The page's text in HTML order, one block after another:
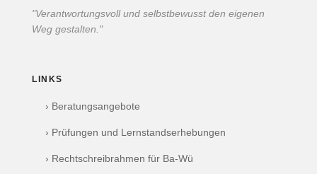
"Verantwortungsvoll und selbstbewusst den eigenen
Weg gestalten."
LINKS
› Beratungsangebote
› Prüfungen und Lernstandserhebungen
› Rechtschreibrahmen für Ba-Wü